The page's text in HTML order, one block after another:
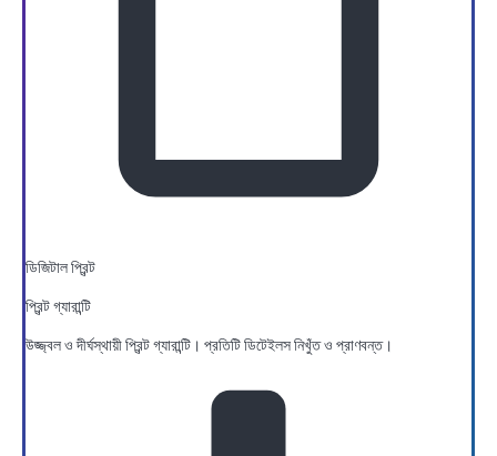
ডিজিটাল প্রিন্ট
প্রিন্ট গ্যারান্টি
উজ্জ্বল ও দীর্ঘস্থায়ী প্রিন্ট গ্যারান্টি। প্রতিটি ডিটেইলস নিখুঁত ও প্রাণবন্ত।